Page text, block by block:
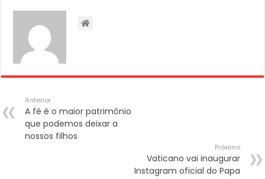
Anterior
A fé é o maior patrimônio
que podemos deixar a
nossos filhos
Próximo
Vaticano vai inaugurar
Instagram oficial do Papa